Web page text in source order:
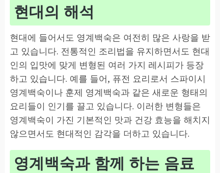
현대의 해석
현대에 들어서도 영계백숙은 여전히 많은 사랑을 받
고 있습니다. 전통적인 조리법을 유지하면서도 현대
인의 입맛에 맞게 변형된 여러 가지 레시피가 등장
하고 있습니다. 예를 들어, 퓨전 요리로서 스파이시
영계백숙이나 훈제 영계백숙과 같은 새로운 형태의
요리들이 인기를 끌고 있습니다. 이러한 변형들은
영계백숙이 가진 기본적인 맛과 건강 효능을 해치지
않으면서도 현대적인 감각을 더하고 있습니다.
영계백숙과 함께 하는 음료